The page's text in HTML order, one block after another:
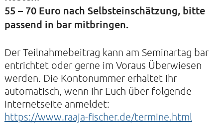
55 – 70 Euro nach Selbsteinschätzung, bitte
passend in bar mitbringen.
Der Teilnahmebeitrag kann am Seminartag bar
entrichtet oder gerne im Voraus Überwiesen
werden. Die Kontonummer erhaltet Ihr
automatisch, wenn Ihr Euch über folgende
Internetseite anmeldet:
https://www.raaja-fischer.de/termine.html